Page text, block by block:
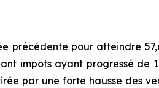
pour atteindre
impôts ayant progressé de
par une forte hausse des